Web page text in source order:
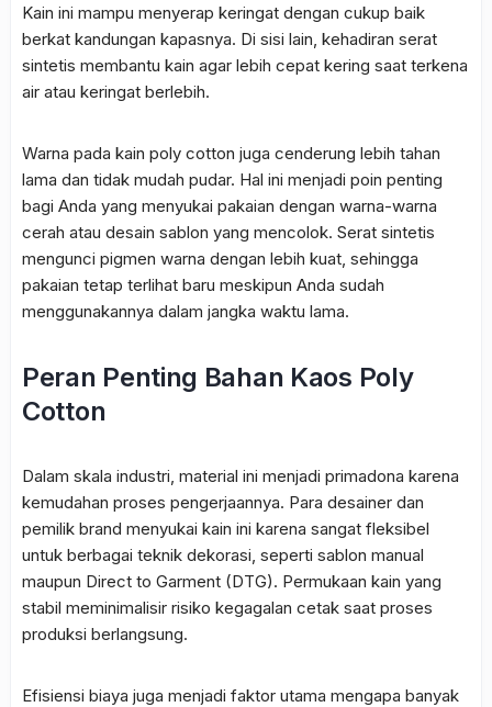
Kain ini mampu menyerap keringat dengan cukup baik
berkat kandungan kapasnya. Di sisi lain, kehadiran serat
sintetis membantu kain agar lebih cepat kering saat terkena
air atau keringat berlebih.
Warna pada kain poly cotton juga cenderung lebih tahan
lama dan tidak mudah pudar. Hal ini menjadi poin penting
bagi Anda yang menyukai pakaian dengan warna-warna
cerah atau desain sablon yang mencolok. Serat sintetis
mengunci pigmen warna dengan lebih kuat, sehingga
pakaian tetap terlihat baru meskipun Anda sudah
menggunakannya dalam jangka waktu lama.
Peran Penting Bahan Kaos Poly
Cotton
Dalam skala industri, material ini menjadi primadona karena
kemudahan proses pengerjaannya. Para desainer dan
pemilik brand menyukai kain ini karena sangat fleksibel
untuk berbagai teknik dekorasi, seperti sablon manual
maupun Direct to Garment (DTG). Permukaan kain yang
stabil meminimalisir risiko kegagalan cetak saat proses
produksi berlangsung.
Efisiensi biaya juga menjadi faktor utama mengapa banyak